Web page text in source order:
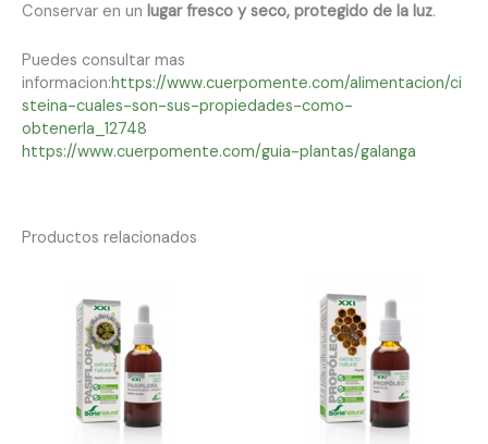
Conservar en un lugar fresco y seco, protegido de la luz.
Puedes consultar mas
informacion:https://www.cuerpomente.com/alimentacion/ci
steina-cuales-son-sus-propiedades-como-
obtenerla_12748
https://www.cuerpomente.com/guia-plantas/galanga
Productos relacionados